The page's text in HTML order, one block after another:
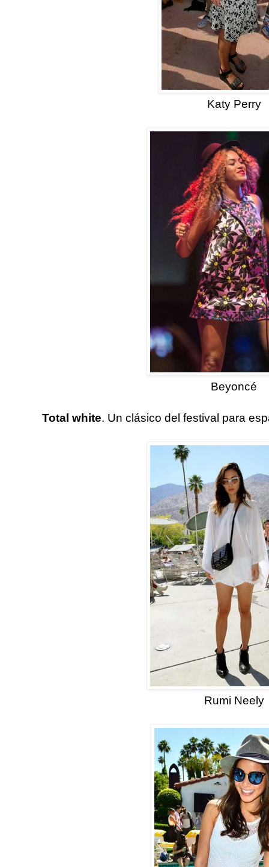
Katy Perry
Beyoncé
Total white. Un clásico del festival para
Rumi Neely